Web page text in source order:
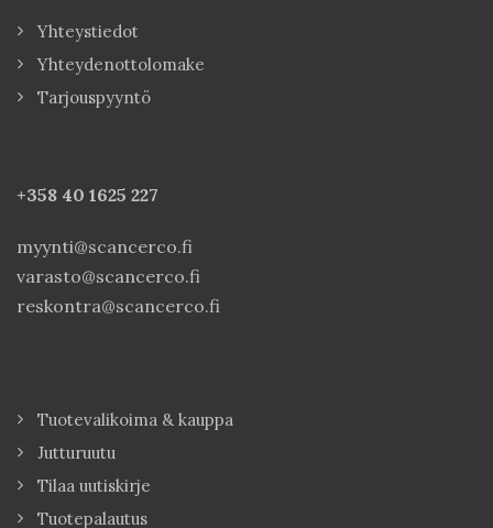
Yhteystiedot
Yhteydenottolomake
Tarjouspyyntö
+358 40 1625 227
myynti@scancerco.fi
varasto@scancerco.fi
reskontra@scancerco.fi
Tuotevalikoima & kauppa
Jutturuutu
Tilaa uutiskirje
Tuotepalautus